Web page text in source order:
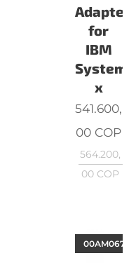
Adapter
for
IBM
System
x
541.600,
00 COP
564.200,
00 COP
00AM067